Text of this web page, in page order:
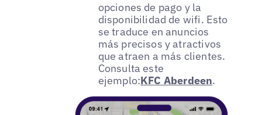
opciones de pago y la
disponibilidad de wifi. Esto
se traduce en anuncios
más precisos y atractivos
que atraen a más clientes.
Consulta este
ejemplo:KFC Aberdeen.